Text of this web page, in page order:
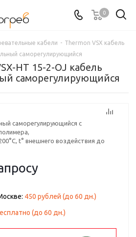
0
кабели - Thermon VSX кабель
саморегулирующийся
HT 15-2-OJ кабель
саморегулирующийся
саморегулирующийся с
t° внешнего воздействия до
450 рублей (до60 дн.)
(до60 дн.)